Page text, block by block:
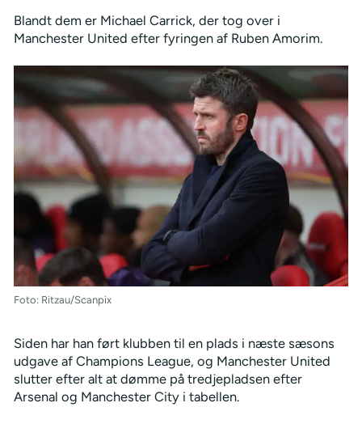
Blandt dem er Michael Carrick, der tog over i
Manchester United efter fyringen af Ruben Amorim.
Foto: Ritzau/Scanpix
Siden har han ført klubben til en plads i næste sæsons
udgave af Champions League, og Manchester United
slutter efter alt at dømme på tredjepladsen efter
Arsenal og Manchester City i tabellen.